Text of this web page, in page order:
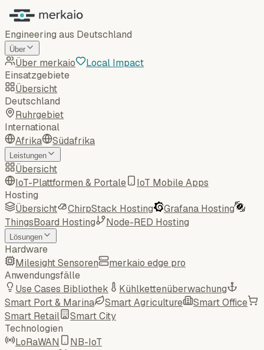
Engineering aus Deutschland
Über
Über merkaio
Local Impact
Einsatzgebiete
Übersicht
Deutschland
Ruhrgebiet
International
Afrika
Südafrika
Leistungen
Übersicht
IoT-Plattformen & Portale
IoT Mobile Apps
Hosting
Übersicht
ChirpStack Hosting
Grafana Hosting
ThingsBoard Hosting
Node-RED Hosting
Lösungen
Hardware
Milesight Sensoren
merkaio edge pro
Anwendungsfälle
Use Cases Bibliothek
Kühlkettenüberwachung
Smart Port & Marina
Smart Agriculture
Smart Office
Smart Retail
Smart City
Technologien
LoRaWAN
NB-IoT